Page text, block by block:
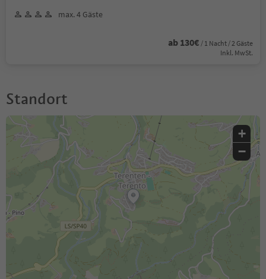
max. 4 Gäste
ab 130€ / 1 Nacht / 2 Gäste
Inkl. MwSt.
Standort
+
−